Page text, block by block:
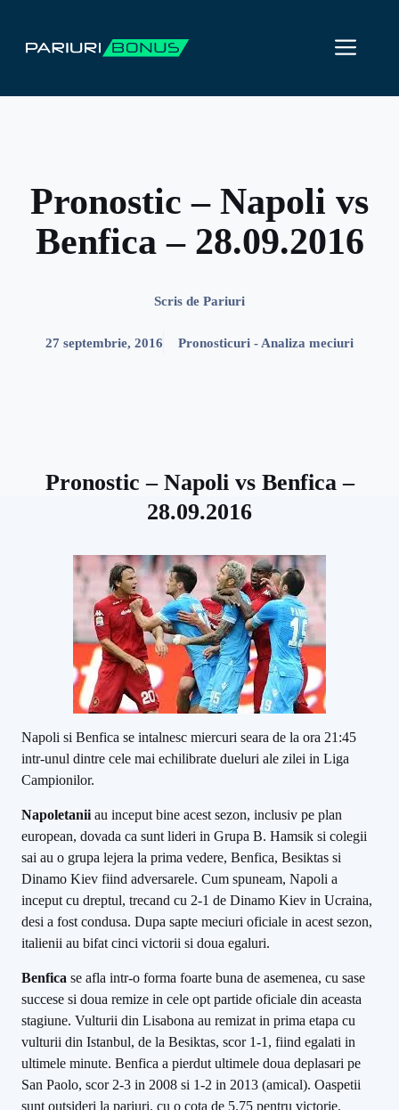
conținut
Pronostic – Napoli vs
Benfica – 28.09.2016
Scris de Pariuri
27 septembrie, 2016 Pronosticuri - Analiza meciuri
Pronostic – Napoli vs Benfica –
28.09.2016
Napoli si Benfica se intalnesc miercuri seara de la ora 21:45
intr-unul dintre cele mai echilibrate dueluri ale zilei in Liga
Campionilor.
Napoletanii au inceput bine acest sezon, inclusiv pe plan
european, dovada ca sunt lideri in Grupa B. Hamsik si colegii
sai au o grupa lejera la prima vedere, Benfica, Besiktas si
Dinamo Kiev fiind adversarele. Cum spuneam, Napoli a
inceput cu dreptul, trecand cu 2-1 de Dinamo Kiev in Ucraina,
desi a fost condusa. Dupa sapte meciuri oficiale in acest sezon,
italienii au bifat cinci victorii si doua egaluri.
Benfica se afla intr-o forma foarte buna de asemenea, cu sase
succese si doua remize in cele opt partide oficiale din aceasta
stagiune. Vulturii din Lisabona au remizat in prima etapa cu
vulturii din Istanbul, de la Besiktas, scor 1-1, fiind egalati in
ultimele minute. Benfica a pierdut ultimele doua deplasari pe
San Paolo, scor 2-3 in 2008 si 1-2 in 2013 (amical). Oaspetii
sunt outsideri la pariuri, cu o cota de 5.75 pentru victorie.